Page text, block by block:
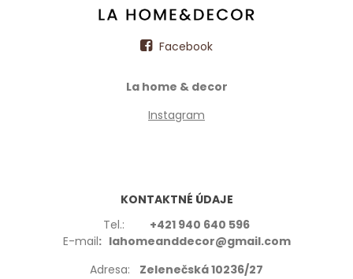
Facebook
La home & decor
Instagram
KONTAKTNÉ ÚDAJE
Tel.: +421 940 640 596
E-mail: lahomeanddecor@gmail.com
Adresa: Zelenečská 10236/27